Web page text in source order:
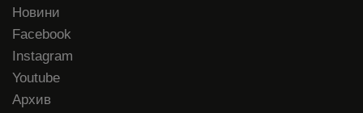
Новини
Facebook
Instagram
Youtube
Архив